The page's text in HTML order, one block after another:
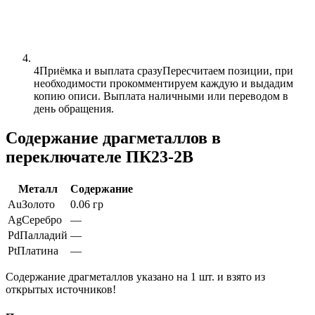
4Приёмка и выплата сразуПересчитаем позиции, при
необходимости прокомментируем каждую и выдадим
копию описи. Выплата наличными или переводом в
день обращения.
Содержание драгметаллов в
переключателе ПК23-2В
Металл
Содержание
AuЗолото
0.06 гр
AgСеребро
—
PdПалладий —
PtПлатина —
Содержание драгметаллов указано на 1 шт. и взято из
открытых источников!